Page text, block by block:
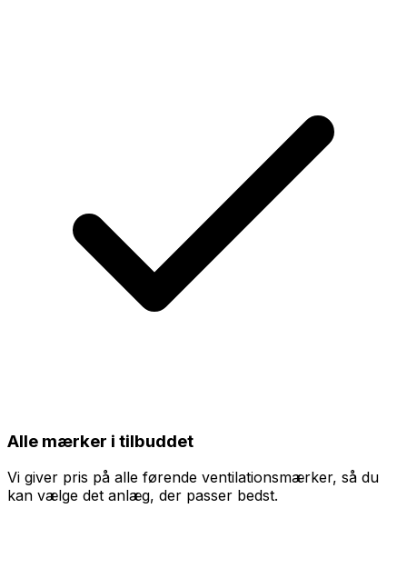
Alle mærker i tilbuddet
Vi giver pris på alle førende ventilationsmærker, så du
kan vælge det anlæg, der passer bedst.